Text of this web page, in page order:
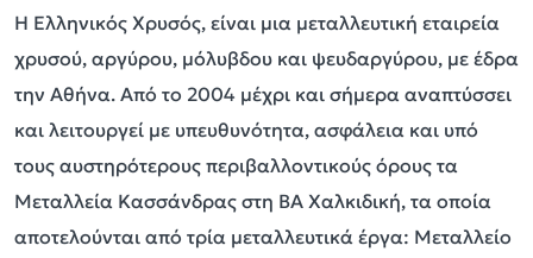
Η Ελληνικός Χρυσός, είναι μια μεταλλευτική εταιρεία
χρυσού, αργύρου, μόλυβδου και ψευδαργύρου, με έδρα
την Αθήνα. Από το 2004 μέχρι και σήμερα αναπτύσσει
και λειτουργεί με υπευθυνότητα, ασφάλεια και υπό
τους αυστηρότερους περιβαλλοντικούς όρους τα
Μεταλλεία Κασσάνδρας στη ΒΑ Χαλκιδική, τα οποία
αποτελούνται από τρία μεταλλευτικά έργα: Μεταλλείο